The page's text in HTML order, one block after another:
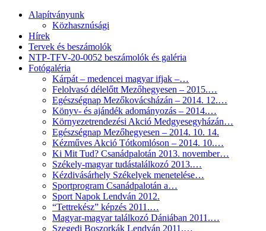
Alapítványunk
Közhasznúsági
Hírek
Tervek és beszámolók
NTP-TFV-20-0052 beszámolók és galéria
Fotógaléria
Kárpát – medencei magyar ifjak –…
Felolvasó délelőtt Mezőhegyesen – 2015.…
Egészségnap Mezőkovácsházán – 2014. 12.…
Könyv- és ajándék adományozás – 2014.…
Környezetrendezési Akció Medgyesegyházán…
Egészségnap Mezőhegyesen – 2014. 10. 14.
Kézműves Akció Tótkomlóson – 2014. 10.…
Ki Mit Tud? Csanádpalotán 2013. november…
Székely-magyar tudástalálkozó 2013.…
Kézdivásárhely Székelyek menetelése…
Sportprogram Csanádpalotán a…
Sport Napok Lendván 2012.
“Tettrekész” képzés 2011.…
Magyar-magyar találkozó Dániában 2011.…
Szegedi Boszorkák Lendván 2011.…